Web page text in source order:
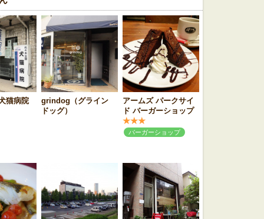
猫病院
grindog（グライン
ドッグ）
アームズ パークサイ
ド バーガーショップ
★★★
バーガーショップ